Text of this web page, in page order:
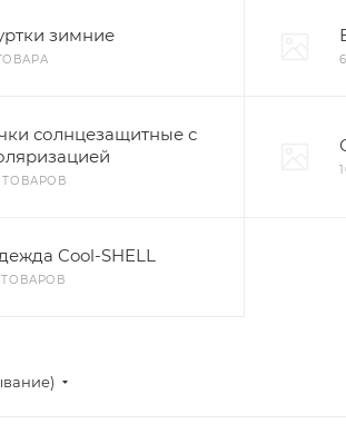
зимние
солнцезащитные с
ТОВАРОВ
Cool-SHELL
ТОВАРОВ